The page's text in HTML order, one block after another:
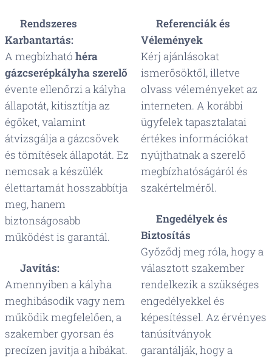
Rendszeres
Karbantartás:
A megbízható héra
gázcserépkályha szerelő
évente ellenőrzi a kályha
állapotát, kitisztítja az
égőket, valamint
átvizsgálja a gázcsövek
és tömítések állapotát. Ez
nemcsak a készülék
élettartamát hosszabbítja
meg, hanem
biztonságosabb
működést is garantál.
Javítás:
Amennyiben a kályha
meghibásodik vagy nem
működik megfelelően, a
szakember gyorsan és
precízen javítja a hibákat.
Referenciák és
Vélemények
Kérj ajánlásokat
ismerősöktől, illetve
olvass véleményeket az
interneten. A korábbi
ügyfelek tapasztalatai
értékes információkat
nyújthatnak a szerelő
megbízhatóságáról és
szakértelméről.
Engedélyek és
Biztosítás
Győződj meg róla, hogy a
választott szakember
rendelkezik a szükséges
engedélyekkel és
képesítéssel. Az érvényes
tanúsítványok
garantálják, hogy a